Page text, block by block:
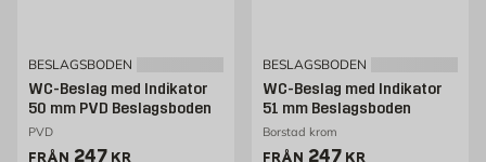
BESLAGSBODEN
WC-Beslag med Indikator
50 mm PVD Beslagsboden
PVD
FRÅN Pris 247 kr
247 KR
BESLAGSBODEN
WC-Beslag med Indikator
51 mm Beslagsboden
Borstad krom
FRÅN Pris 247 kr
247 KR